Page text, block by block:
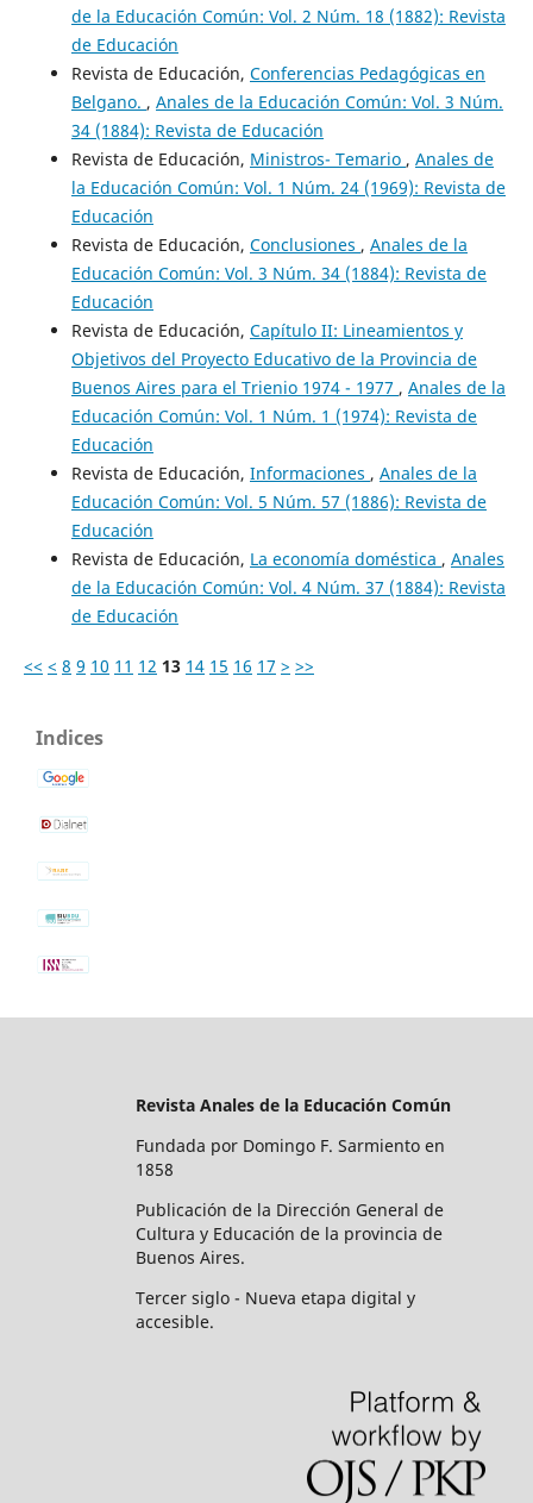
de la Educación Común: Vol. 2 Núm. 18 (1882): Revista
de Educación
Revista de Educación, Conferencias Pedagógicas en
Belgano. , Anales de la Educación Común: Vol. 3 Núm.
34 (1884): Revista de Educación
Revista de Educación, Ministros- Temario , Anales de
la Educación Común: Vol. 1 Núm. 24 (1969): Revista de
Educación
Revista de Educación, Conclusiones , Anales de la
Educación Común: Vol. 3 Núm. 34 (1884): Revista de
Educación
Revista de Educación, Capítulo II: Lineamientos y
Objetivos del Proyecto Educativo de la Provincia de
Buenos Aires para el Trienio 1974 - 1977 , Anales de la
Educación Común: Vol. 1 Núm. 1 (1974): Revista de
Educación
Revista de Educación, Informaciones , Anales de la
Educación Común: Vol. 5 Núm. 57 (1886): Revista de
Educación
Revista de Educación, La economía doméstica , Anales
de la Educación Común: Vol. 4 Núm. 37 (1884): Revista
de Educación
<< < 8 9 10 11 12 13 14 15 16 17 > >>
Indices
Revista Anales de la Educación Común
Fundada por Domingo F. Sarmiento en
1858
Publicación de la Dirección General de
Cultura y Educación de la provincia de
Buenos Aires.
Tercer siglo - Nueva etapa digital y
accesible.